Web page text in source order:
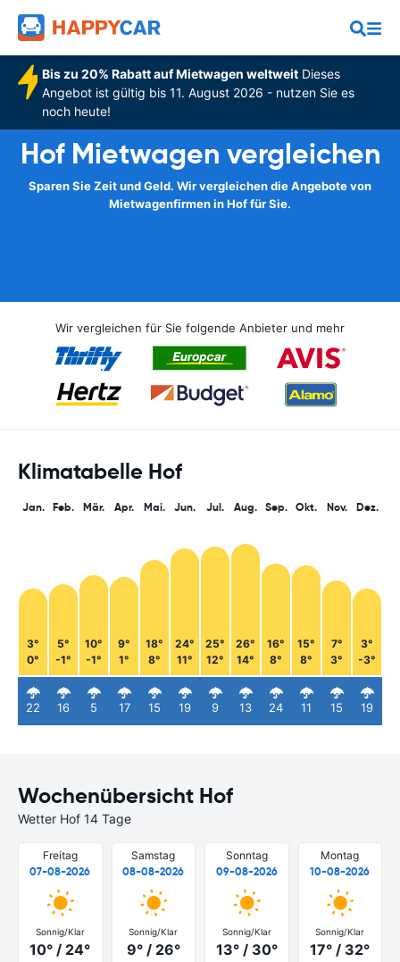
Bis zu 20% Rabatt auf Mietwagen weltweitDieses
Angebot ist gültig bis 11. August 2026 - nutzen Sie es
noch heute!
Hof Mietwagen vergleichen
Sparen Sie Zeit und Geld. Wir vergleichen die Angebote von
Mietwagenfirmen in Hof für Sie.
Wir vergleichen für Sie folgende Anbieter und mehr
Klimatabelle Hof
Jan.
3°
0°
22
Feb.
5°
-1°
16
Mär.
10°
-1°
5
Apr.
9°
1°
17
Mai.
18°
8°
15
Jun.
24°
11°
19
Jul.
25°
12°
9
Aug.
26°
14°
13
Sep.
16°
8°
24
Okt.
15°
8°
11
Nov.
7°
3°
15
Dez.
3°
-3°
19
Wochenübersicht Hof
Wetter Hof 14 Tage
Freitag
07-08-2026
Sonnig/Klar
10° / 24°
Samstag
08-08-2026
Sonnig/Klar
9° / 26°
Sonntag
09-08-2026
Sonnig/Klar
13° / 30°
Montag
10-08-2026
Sonnig/Klar
17° / 32°